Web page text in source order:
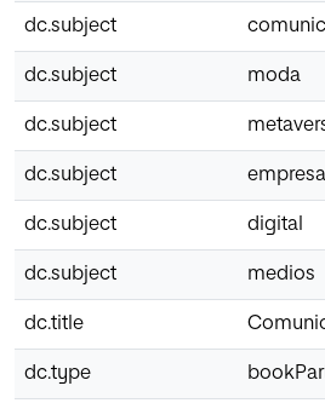
dc.subject
dc.subject moda
dc.subject
dc.subject empresa
dc.subject digital
dc.subject medios
dc.title
dc.type